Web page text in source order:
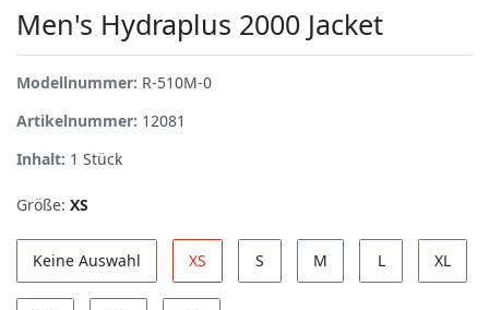
Men's Hydraplus 2000 Jacket
Modellnummer: R-510M-0
Artikelnummer: 12081
Inhalt: 1 Stück
Größe: XS
Keine Auswahl XS S M L XL